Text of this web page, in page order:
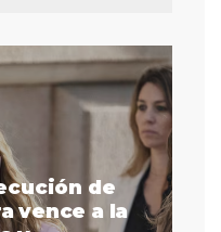
de
vence a la